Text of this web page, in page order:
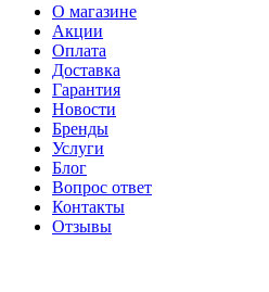
О магазине
Акции
Оплата
Доставка
Гарантия
Новости
Бренды
Услуги
Блог
Вопрос ответ
Контакты
Отзывы